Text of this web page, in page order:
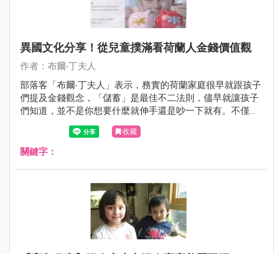
異國文化分享！從兒童撲滿看荷蘭人金錢價值觀
作者：布爾‧丁夫人
部落客「布爾‧丁夫人」表示，務實的荷蘭家庭很早就跟孩子
們提及金錢觀念，「儲蓄」是最佳不二法則，儘早就讓孩子
們知道，並不是你想要什麼就伸手還是吵一下就有。不僅家
庭，連學校也很重視金錢觀念的教育，小學就開始教導如何
正確使用金錢、了解它甚至投資它！真的是很不一樣的文化
呢～有興趣的媽咪們可以來看看：）
收藏
關鍵字：